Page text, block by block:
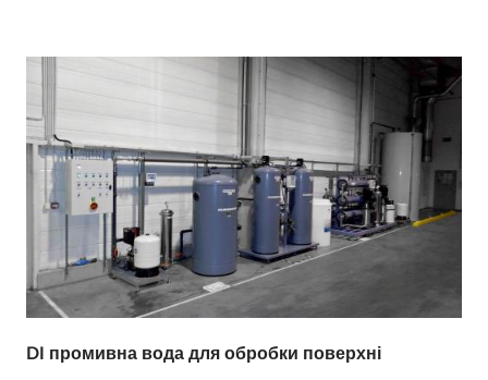
DI промивна вода для обробки поверхні